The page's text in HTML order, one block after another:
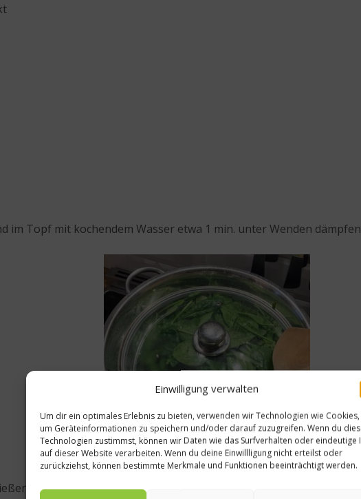
Einwilligung verwalten
Um dir ein optimales Erlebnis zu bieten, verwenden wir Technologien wie Cookies,
um Geräteinformationen zu speichern und/oder darauf zuzugreifen. Wenn du
Technologien zustimmst, können wir Daten wie das Surfverhalten oder eindeutige
auf dieser Website verarbeiten. Wenn du deine Einwillligung nicht erteilst oder
zurückziehst, können bestimmte Merkmale und Funktionen beeinträchtigt werden.
im Topf mit kochendem Wasser etwa 1 min. unter Wenden
Wasser abbrausen.